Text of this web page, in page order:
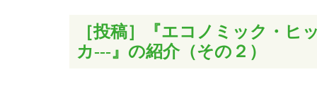
［投稿］『エコノミック・ヒ
カ---』の紹介（その２）